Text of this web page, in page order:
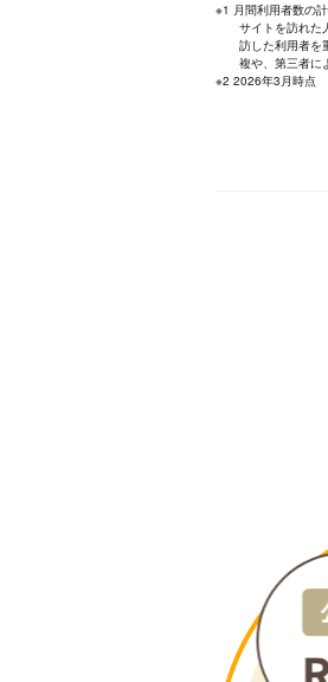
※1 月間利用者数の
サイトを訪れた
訪した利用者を
複や、第三者に
※2 2026年3月時点